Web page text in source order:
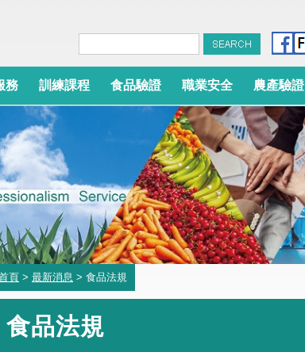
務 訓練課程 食品驗證 職業安全 農產驗證
頁 > 最新消息 > 食品法規
食品法規